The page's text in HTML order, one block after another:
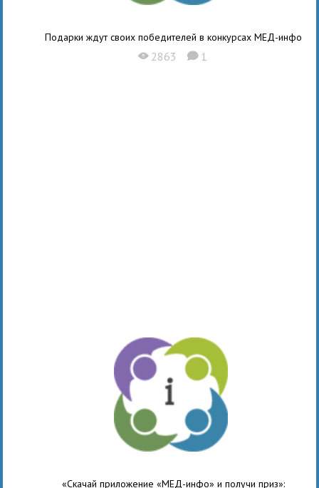
Подарки ждут своих победителей в конкурсах МЕД-инфо
X 2863 K 1
«Скачай приложение «МЕД-инфо» и получи приз»: